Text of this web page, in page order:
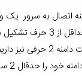
اتصال به سرور
کردن دامنه 5 حرفی آزاد هم بسیار سخت می باشد.
استفاده می باشد.
رسید زمان انقضای دامنه نسبت به تمدید آن اقدام کنید.